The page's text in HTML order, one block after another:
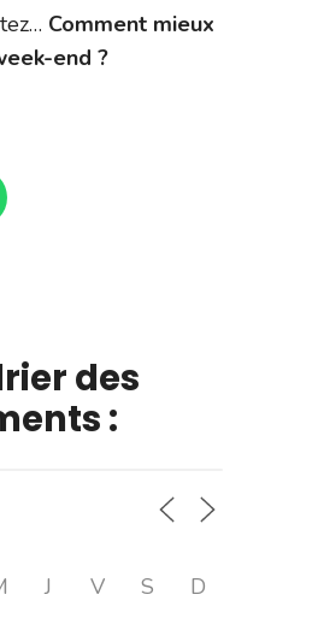
Comment mieux
end ?
des
:
J V S D